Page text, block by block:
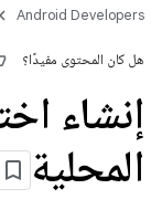
Android Developers
هل كان المحتوى مفيدًا؟
إنشاء
المحلية